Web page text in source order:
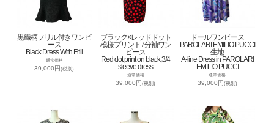
黒織柄フリル付きワンピ
ース
Black Dress With Frill
通常価格
39,000円(税別)
ブラック×レッドドット
模様プリント7分袖ワン
ピース
Red dot print on black,3/4
sleeve dress
通常価格
39,000円(税別)
ドールワンピース
PAROLARI EMILIO PUCCI
生地
A-line Dress in PAROLARI
EMILIO PUCCI
通常価格
39,000円 (税別)